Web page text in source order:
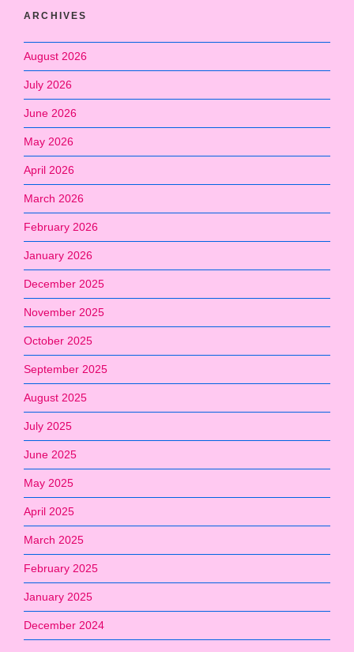
ARCHIVES
August 2026
July 2026
June 2026
May 2026
April 2026
March 2026
February 2026
January 2026
December 2025
November 2025
October 2025
September 2025
August 2025
July 2025
June 2025
May 2025
April 2025
March 2025
February 2025
January 2025
December 2024